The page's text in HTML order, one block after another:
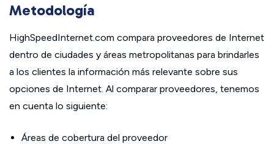
Metodología
HighSpeedInternet.com compara proveedores de Internet
dentro de ciudades y áreas metropolitanas para brindarles
a los clientes la información más relevante sobre sus
opciones de Internet. Al comparar proveedores, tenemos
en cuenta lo siguiente:
Áreas de cobertura del proveedor